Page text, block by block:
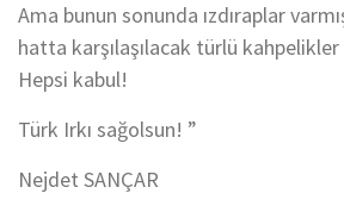
Ama bunun sonunda ızdıraplar
hatta karşılaşılacak türlü
Hepsi kabul!
Türk Irkı sağolsun! ”
Nejdet SANÇAR